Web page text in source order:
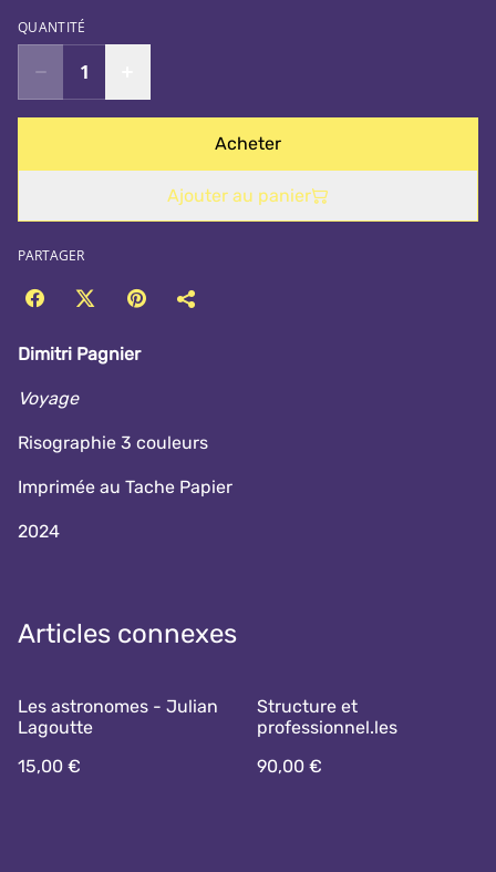
QUANTITÉ
Acheter
Ajouter au panier
PARTAGER
Dimitri Pagnier
Voyage
Risographie 3 couleurs
Imprimée au Tache Papier
2024
Articles connexes
Les astronomes - Julian
Lagoutte
15,00 €
Structure et
professionnel.les
90,00 €